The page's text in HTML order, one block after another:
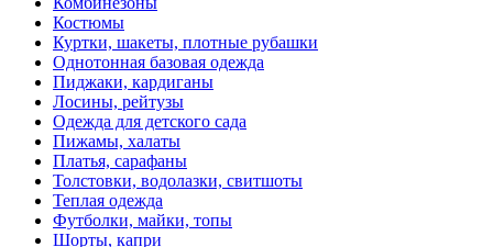
Костюмы
Куртки, шакеты, плотные рубашки
Однотонная базовая одежда
Пиджаки, кардиганы
Лосины, рейтузы
Одежда для детского сада
Пижамы, халаты
Платья, сарафаны
Толстовки, водолазки, свитшоты
Теплая одежда
Футболки, майки, топы
Шорты, капри